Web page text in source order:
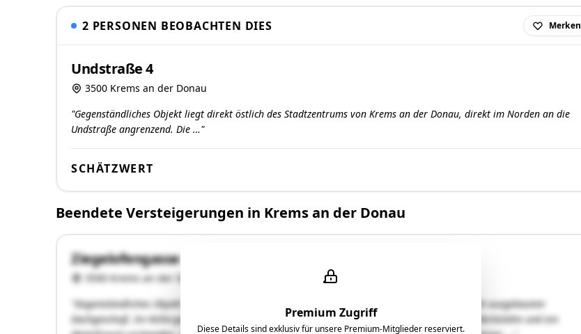
2 PERSONEN BEOBACHTEN DIES Merken
Undstraße 4
3500 Krems an der Donau
"Gegenständliches Objekt liegt direkt östlich des Stadtzentrums von Krems an der Donau, direkt im Norden an die
Undstraße angrenzend. Die …"
SCHÄTZWERT
Beendete Versteigerungen in Krems an der Donau
Premium Zugriff
Diese Details sind exklusiv für unsere Premium-Mitglieder reserviert.
Ziegelofengasse 16
3500 Krems an der Donau
"Gegenständliches Objekt besteht aus einem Kellergeschoß, einem Erdgeschoß und einem nicht ausgebauten
Dachgeschoß. Im Kellergeschoß sind mehrere Kellerräume, eine Garage, ein Heizraum, eine Werkstätte und ein